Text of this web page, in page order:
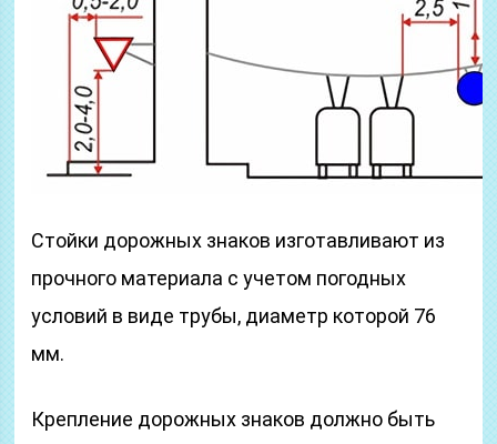
Стойки дорожных знаков изготавливают из
прочного материала с учетом погодных
условий в виде трубы, диаметр которой 76
мм.
Крепление дорожных знаков должно быть